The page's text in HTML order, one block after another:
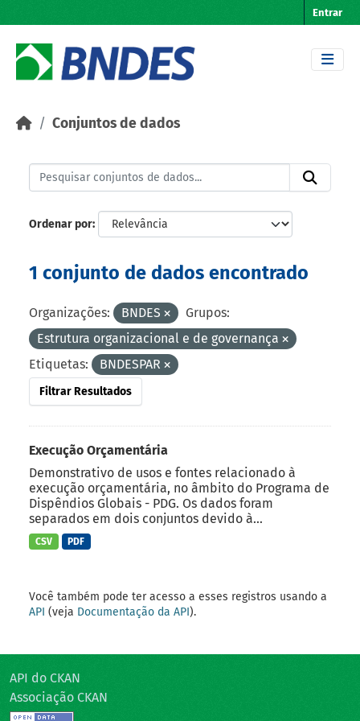
Entrar
Conjuntos de dados
Ordenar por
1 conjunto de dados encontrado
Organizações: BNDES
Grupos:
Estrutura organizacional e de governança
Etiquetas:
BNDESPAR
Filtrar Resultados
Execução Orçamentária
Demonstrativo de usos e fontes relacionado à
execução orçamentária, no âmbito do Programa de
Dispêndios Globais - PDG. Os dados foram
separados em dois conjuntos devido à...
CSV PDF
Você também pode ter acesso a esses registros usando a
API (veja Documentação da API).
API do CKAN
Associação CKAN